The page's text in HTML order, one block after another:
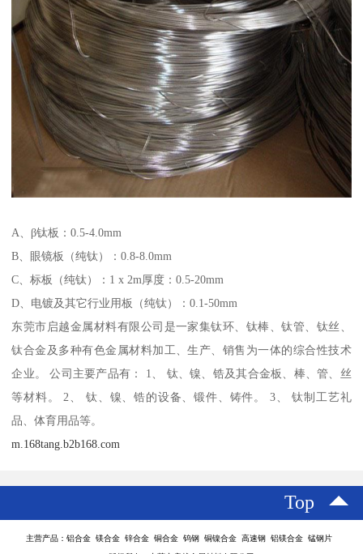
A、β钛板：0.5-4.0mm
B、眼镜板（纯钛）：0.8-8.0mm
C、标板（纯钛）：1 x 2m厚度：0.5-20mm
D、电镀及其它行业用板（纯钛）：0.1-50mm
东莞市启越金属材料有限公司是一家集钛环、钛棒、钛管、钛丝、
钛合金及多种有色金属材料加工、生产、销售为一体的综合性技术
企业。 公司主要产品有： 1、 钛、镍、锆及其合金板、棒、管、丝
等材料。 2、 钛、镍、锆的设备、锻件、铸件。 3、 钛制工艺礼
品、体育用品等。
m.168tang.b2b168.com
Top
主营产品：铝合金 镁合金 锌合金 铜合金 钨钢 铜镍合金 高速钢 铝镁合金 锰钢片